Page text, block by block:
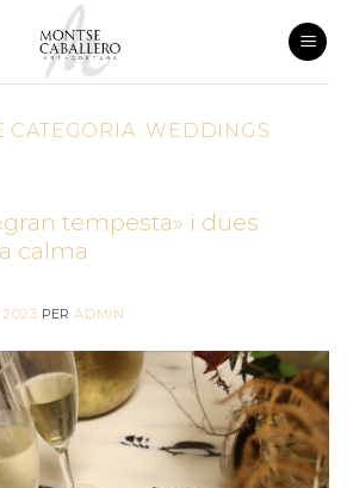
CATEGORIA:WEDDINGS
tempesta» i dues
calma
2023 PERADMIN